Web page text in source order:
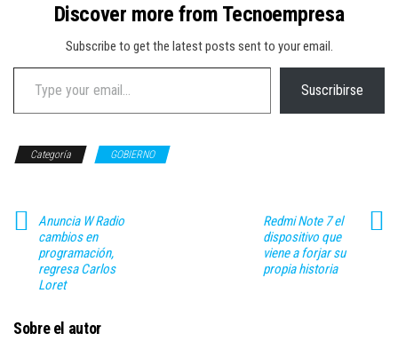
Discover more from Tecnoempresa
Subscribe to get the latest posts sent to your email.
Type your email…
Suscribirse
Categoría GOBIERNO
Anuncia W Radio
cambios en
programación,
regresa Carlos
Loret
Redmi Note 7 el
dispositivo que
viene a forjar su
propia historia
Sobre el autor